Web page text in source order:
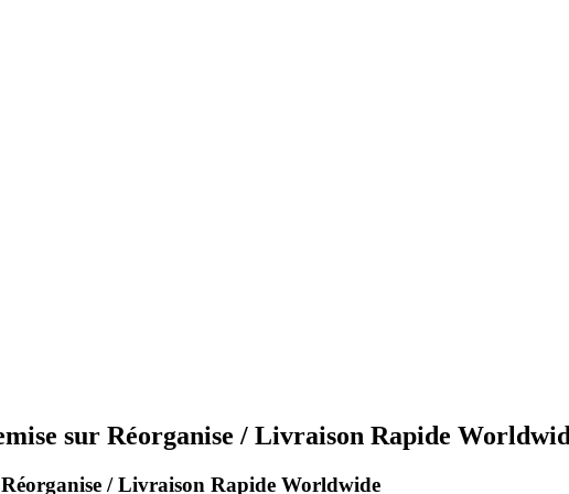
sur Réorganise / Livraison Rapide
/ Livraison Rapide Worldwide